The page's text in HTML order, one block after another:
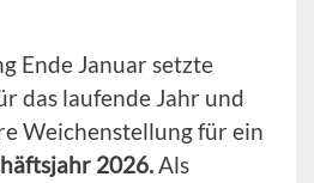
Ende Januar setzte
das laufende Jahr und
Weichenstellung für ein
2026.Als